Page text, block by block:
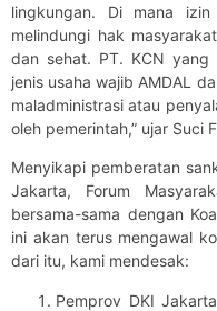
lingkungan. Di mana
melindungi hak
dan sehat. PT. KCN yang
jenis usaha wajib AMDAL
maladministrasi atau
oleh pemerintah,” ujar Suci
Menyikapi pemberatan
Jakarta, Forum
bersama-sama dengan
ini akan terus mengawal
dari itu, kami mendesak:
Pemprov DKI